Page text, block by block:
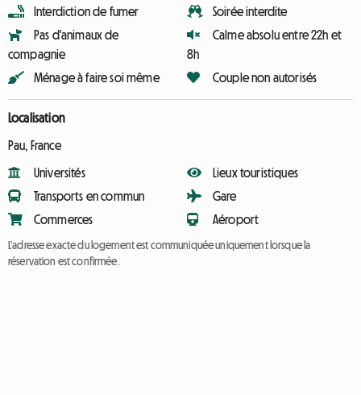
Interdiction de fumer
Pas d'animaux de
compagnie
Ménage à faire soi même
Soirée interdite
Calme absolu entre 22h et
8h
Couple non autorisés
Localisation
Pau, France
Universités
Transports en commun
Commerces
Lieux touristiques
Gare
Aéroport
L'adresse exacte du logement est communiquée uniquement lorsque la
réservation est confirmée.